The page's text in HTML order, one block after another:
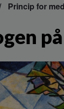
Princip for